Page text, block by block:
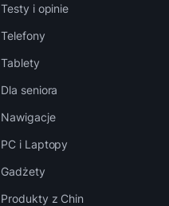
Testy i opinie
Telefony
Tablety
Dla seniora
Nawigacje
PC i Laptopy
Gadżety
Produkty z Chin